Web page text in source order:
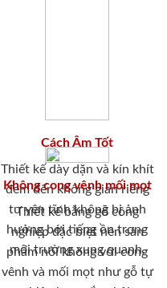
Cách Âm Tốt
Thiết kế dày dặn và kín khít
đem đến không gian riêng
tư yên tĩnh không bị ảnh
hưởng bới tiếng ồn trong
môi trường xung quanh.
Không cong vênh mối mọt
Thiết kế bằng gỗ công
nghiệp đặc biệt nên sản
phẩm nói không với cong
vênh và mối mọt như gỗ tự